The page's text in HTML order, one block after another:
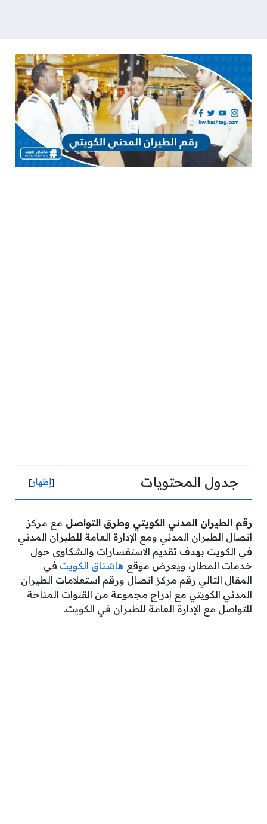
جدول المحتويات [إظهار]
رقم الطيران المدني الكويتي وطرق التواصل مع مركز
اتصال الطيران المدني ومع الإدارة العامة للطيران المدني
في الكويت بهدف تقديم الاستفسارات والشكاوي حول
خدمات المطار، ويعرض موقع هاشتاق الكويت في
المقال التالي رقم مركز اتصال ورقم استعلامات الطيران
المدني الكويتي مع إدراج مجموعة من القنوات المتاحة
للتواصل مع الإدارة العامة للطيران في الكويت.